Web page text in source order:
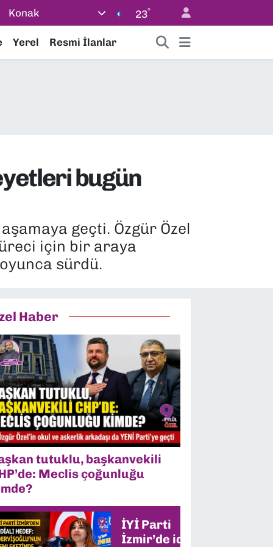
Konak 23°
Yerel Resmi İlanlar
bugün
geçti. Özgür Özel
için bir araya
sürdü.
Haber
tutuklu, başkanvekili
Meclis çoğunluğu
İYİ Parti
İzmir’de iddialı